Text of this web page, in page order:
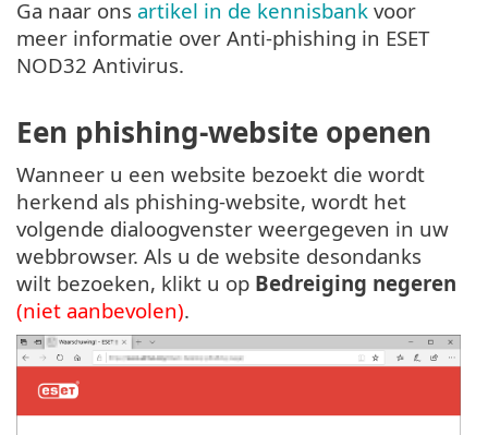
Ga naar ons artikel in de kennisbank voor
meer informatie over Anti-phishing in ESET
NOD32 Antivirus.
Een phishing-website openen
Wanneer u een website bezoekt die wordt
herkend als phishing-website, wordt het
volgende dialoogvenster weergegeven in uw
webbrowser. Als u de website desondanks
wilt bezoeken, klikt u op Bedreiging negeren
(niet aanbevolen).